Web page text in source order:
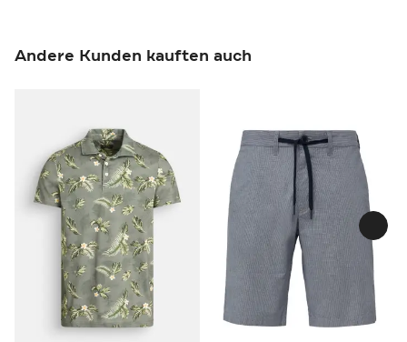
Andere Kunden kauften auch